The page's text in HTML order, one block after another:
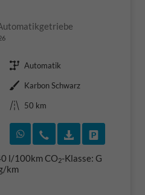
Getriebe Automatik
Außenfarbe Karbon Schwarz
Kilometerstand 50 km
Rückruf vereinbaren
Wir rufen Sie an
l/100kmCO2-Klasse: G
km